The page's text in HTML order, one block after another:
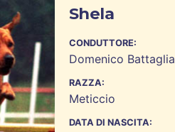
Shela
CONDUTTORE:
Domenico Battaglia
RAZZA:
Meticcio
DATA DI NASCITA: